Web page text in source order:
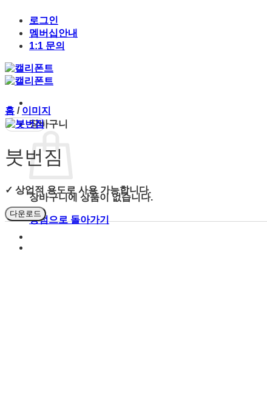
content
로그인
멤버십안내
1:1 문의
장바구니
장바구니에 상품이 없습니다.
상점으로 돌아가기
홈 / 이미지
붓번짐
✓ 상업적 용도로 사용 가능합니다.
다운로드